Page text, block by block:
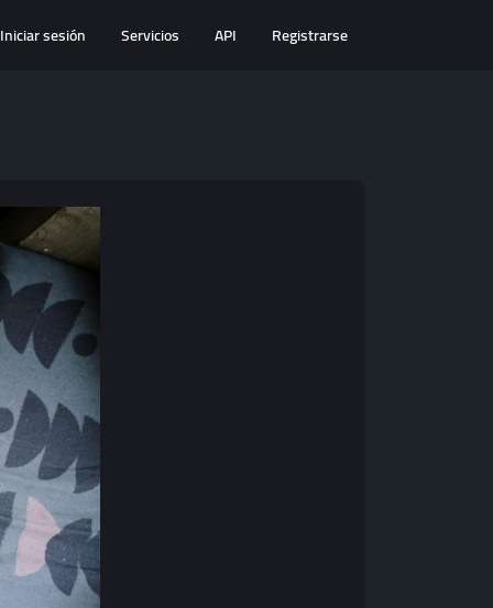
Iniciar sesión Servicios API Registrarse